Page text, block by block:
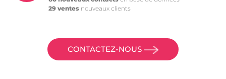
29 ventes nouveaux clients
CONTACTEZ-NOUS